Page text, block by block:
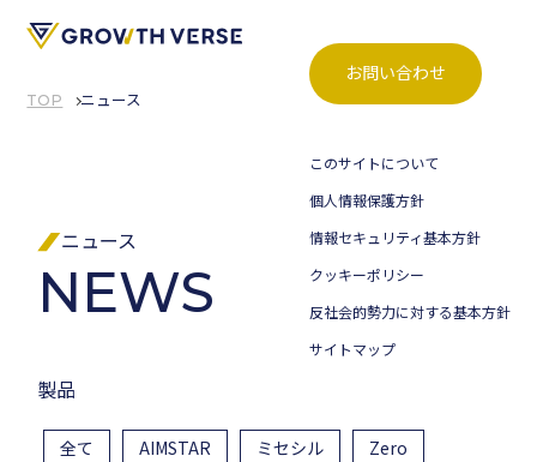
お問い合わせ
このサイトについて
個人情報保護方針
情報セキュリティ基本方針
クッキーポリシー
反社会的勢力に対する基本方針
サイトマップ
TOP ニュース
ニュース
NEWS
製品
全て AIMSTAR ミセシル Zero